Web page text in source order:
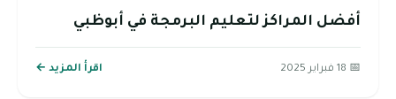
أفضل المراكز لتعليم البرمجة في أبوظبي
📅 18 فبراير 2025 اقرأ المزيد ←